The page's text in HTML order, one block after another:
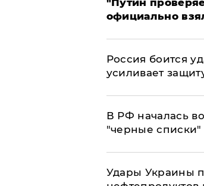
"Путин
официально
Россия боится
усиливает
​В РФ началась
"черные списки"
Удары Украины